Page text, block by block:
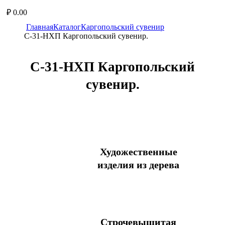
₽ 0.00
ГлавнаяКаталогКаргопольский сувенир
С-31-НХП Каpгопольский сувениp.
С-31-НХП Каpгопольский
сувениp.
Художественные
изделия из дерева
Строчевышитая